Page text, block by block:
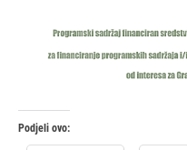
Podjeli ovo: